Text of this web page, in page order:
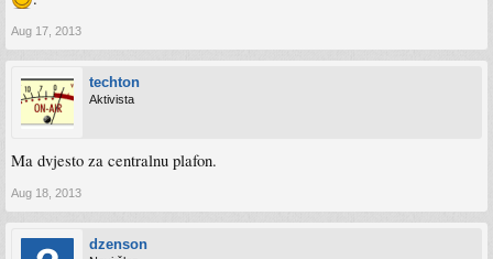
Aug 17, 2013
techton
Aktivista
Ma dvjesto za centralnu plafon.
Aug 18, 2013
dzenson